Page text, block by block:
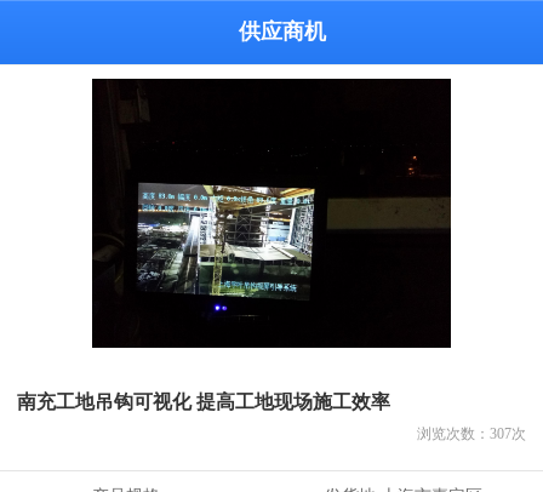
供应商机
南充工地吊钩可视化 提高工地现场施工效率
浏览次数： 307次